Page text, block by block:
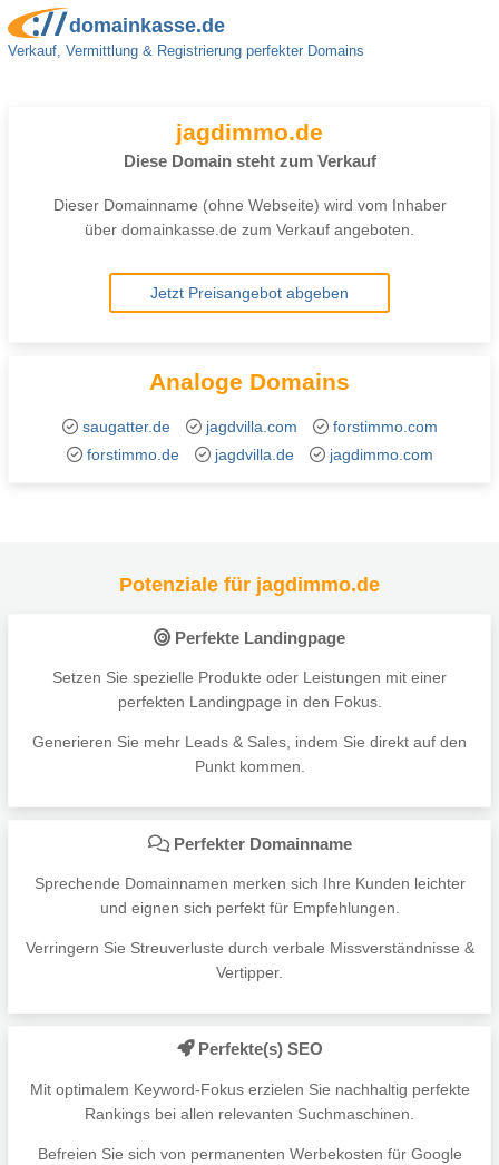
domainkasse.de
Verkauf, Vermittlung & Registrierung perfekter Domains
jagdimmo.de
Diese Domain steht zum Verkauf
Dieser Domainname (ohne Webseite) wird vom Inhaber
über domainkasse.de zum Verkauf angeboten.
Analoge Domains
saugatter.de jagdvilla.com
forstimmo.com
forstimmo.de
jagdvilla.de jagdimmo.com
Potenziale für jagdimmo.de
Perfekte Landingpage
Setzen Sie spezielle Produkte oder Leistungen mit einer
perfekten Landingpage in den Fokus.
Generieren Sie mehr Leads & Sales, indem Sie direkt auf den
Punkt kommen.
Perfekter Domainname
Sprechende Domainnamen merken sich Ihre Kunden leichter
und eignen sich perfekt für Empfehlungen.
Verringern Sie Streuverluste durch verbale Missverständnisse &
Vertipper.
Perfekte(s) SEO
Mit optimalem Keyword-Fokus erzielen Sie nachhaltig perfekte
Rankings bei allen relevanten Suchmaschinen.
Befreien Sie sich von permanenten Werbekosten für Google